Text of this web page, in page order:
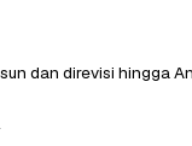
dan direvisi hingga